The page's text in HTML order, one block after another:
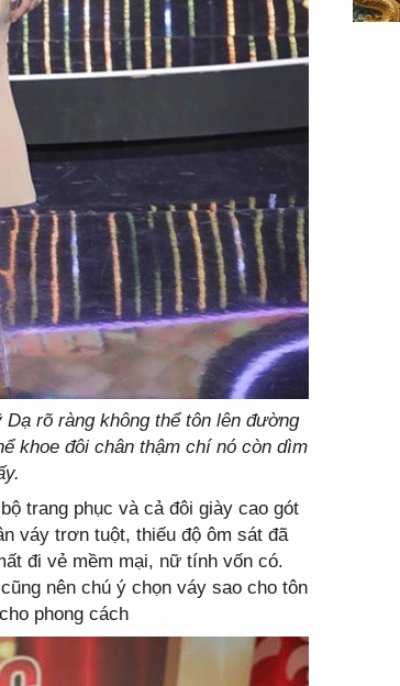
rõ ràng không thể tôn lên đường
khoe đôi chân thậm chí nó còn dìm
trang phục và cả đôi giày cao gót
váy trơn tuột, thiếu độ ôm sát đã
đi vẻ mềm mại, nữ tính vốn có.
nên chú ý chọn váy sao cho tôn
phong cách